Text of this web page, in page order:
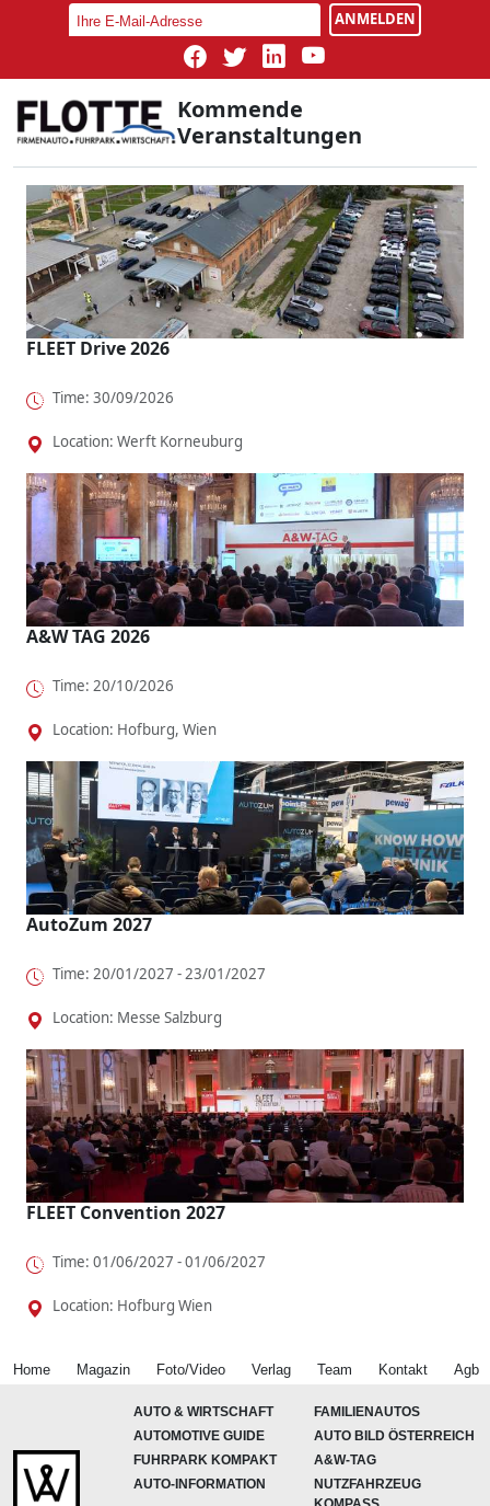
ANMELDEN
Kommende
Veranstaltungen
FLEET Drive 2026
Time: 30/09/2026
Location: Werft Korneuburg
A&W TAG 2026
Time: 20/10/2026
Location: Hofburg, Wien
AutoZum 2027
Time: 20/01/2027 - 23/01/2027
Location: Messe Salzburg
FLEET Convention 2027
Time: 01/06/2027 - 01/06/2027
Location: Hofburg Wien
Home Magazin Foto/Video Verlag Team Kontakt Agb
AUTO & WIRTSCHAFT
FAMILIENAUTOS
AUTOMOTIVE GUIDE
AUTO BILD ÖSTERREICH
FUHRPARK KOMPAKT
A&W-TAG
AUTO-INFORMATION
NUTZFAHRZEUG